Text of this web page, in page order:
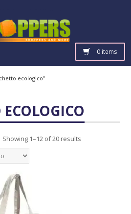
0 items
ecologico”
ECOLOGICO
Showing 1–12 of 20 results